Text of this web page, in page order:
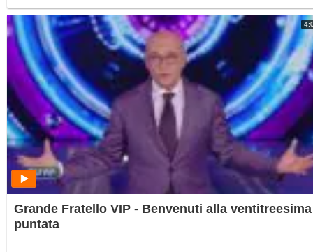
Grande Fratello VIP - Benvenuti alla ventitreesima
puntata